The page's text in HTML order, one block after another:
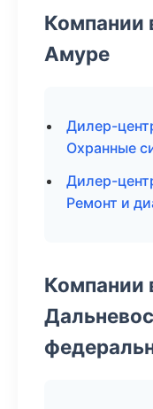
Компании
Амуре
Дилер-
Охранные
Дилер-
Ремонт и
Компании